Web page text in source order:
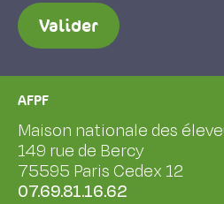
Valider
AFPF
Maison nationale des
149 rue de Bercy
75595 Paris Cedex 12
07.69.81.16.62